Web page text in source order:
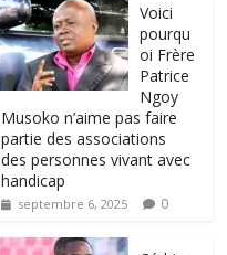
Voici
pourqu
oi Frère
Patrice
Ngoy
Musoko n’aime pas faire
partie des associations
des personnes vivant avec
handicap
septembre 6, 2025 0